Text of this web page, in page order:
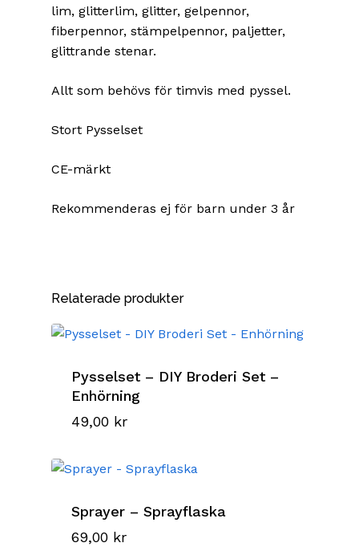
lim, glitterlim, glitter, gelpennor,
fiberpennor, stämpelpennor, paljetter,
glittrande stenar.
Allt som behövs för timvis med pyssel.
Stort Pysselset
CE-märkt
Rekommenderas ej för barn under 3 år
Relaterade produkter
Pysselset – DIY Broderi Set –
Enhörning
49,00 kr
Sprayer – Sprayflaska
69,00 kr